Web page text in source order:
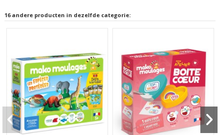
16 andere producten in dezelfde categorie: